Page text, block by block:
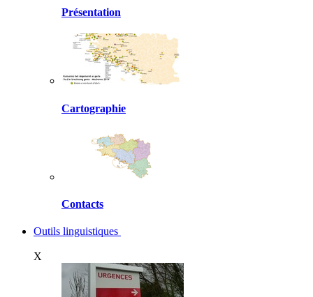
Présentation
Cartographie
Contacts
Outils linguistiques
X